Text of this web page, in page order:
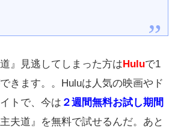
』見逃してしまった方はHuluで1
きます。。Huluは人気の映画やド
トで、今は ２週間無料お試し期間
夫道』を無料で試せるんだ。あと